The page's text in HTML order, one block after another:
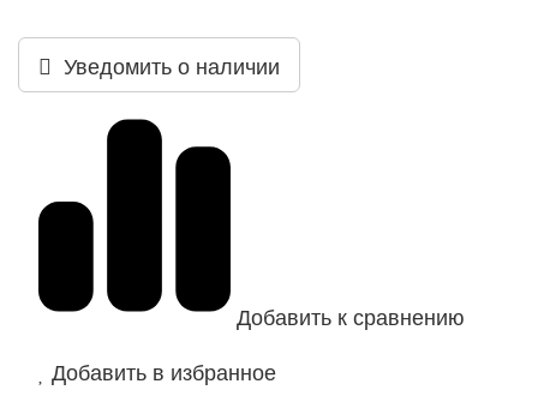
Уведомить о наличии
Добавить к сравнению
Добавить в избранное